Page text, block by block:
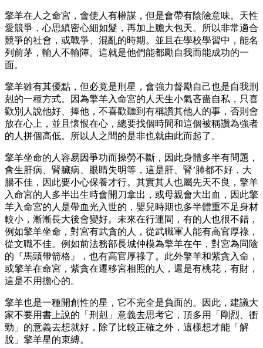
擎羊在人之命宮，會使人有權謀，但是會帶有陰險意味。天性
愛競爭，心思縝密心細如髮，再加上膽大包天。所以非常適合
競爭的社會，或戰爭、混亂的時期。並且在學校學習中，能名
列前茅，輸人不輸陣。這就是他們能都勵自我而能成功的一
面。
擎羊雖有其優點，但必竟是刑星，會強力督勵自己也是自我刑
剋的一種方式。因為擎羊入命宮的人天生小氣吝嗇自私，只喜
歡別人說他好、捧他，不喜歡聽到有稱讚其他人的事，否則會
放在心上，並且懷恨在心，總要找個時間和這個被稱讚為強者
的人拼個高低。所以人之間的是非也就由此而起了。
擎羊坐命的人容易因爭功而操勞不斷，因此身體多半有問題，
會生肝病、腎臟病、眼睛失明等，這是肝、腎’肺都不好，大
腸不佳，因此要小心保養才行。其實其人也屬先天不良，擎羊
入命宮的人多半出生時會開刀拿出，或母親會大出血，因此擎
羊入命宮的人是帶血光入世的，嬰兒時期也多半體重不足身材
較小，漸漸長大後會變好。未來在行運間，有的人也很不錯，
例如擎羊坐命，對宮有武貪的人，從武職軍人能有高官厚祿，
從文職不佳。例如前法務部長城仲模為擎羊在午，對宮為同陰
的『馬頭帶箭格』，也有高官厚祿了。此外擎羊和紫貪入命，
或擎羊在命宮，紫貪在遷移宮相照的人，還是有桃花，有財，
這是不用擔心的。
擎羊也是一種開創性的星，它不完全是負面的。因此，建議大
家不要用書上說的「刑剋」意義去思考它，頂多用「剛烈、衝
勁」的意義去想就好，除了比較正確之外，這樣想才能「解
脫」擎羊星的束縛。